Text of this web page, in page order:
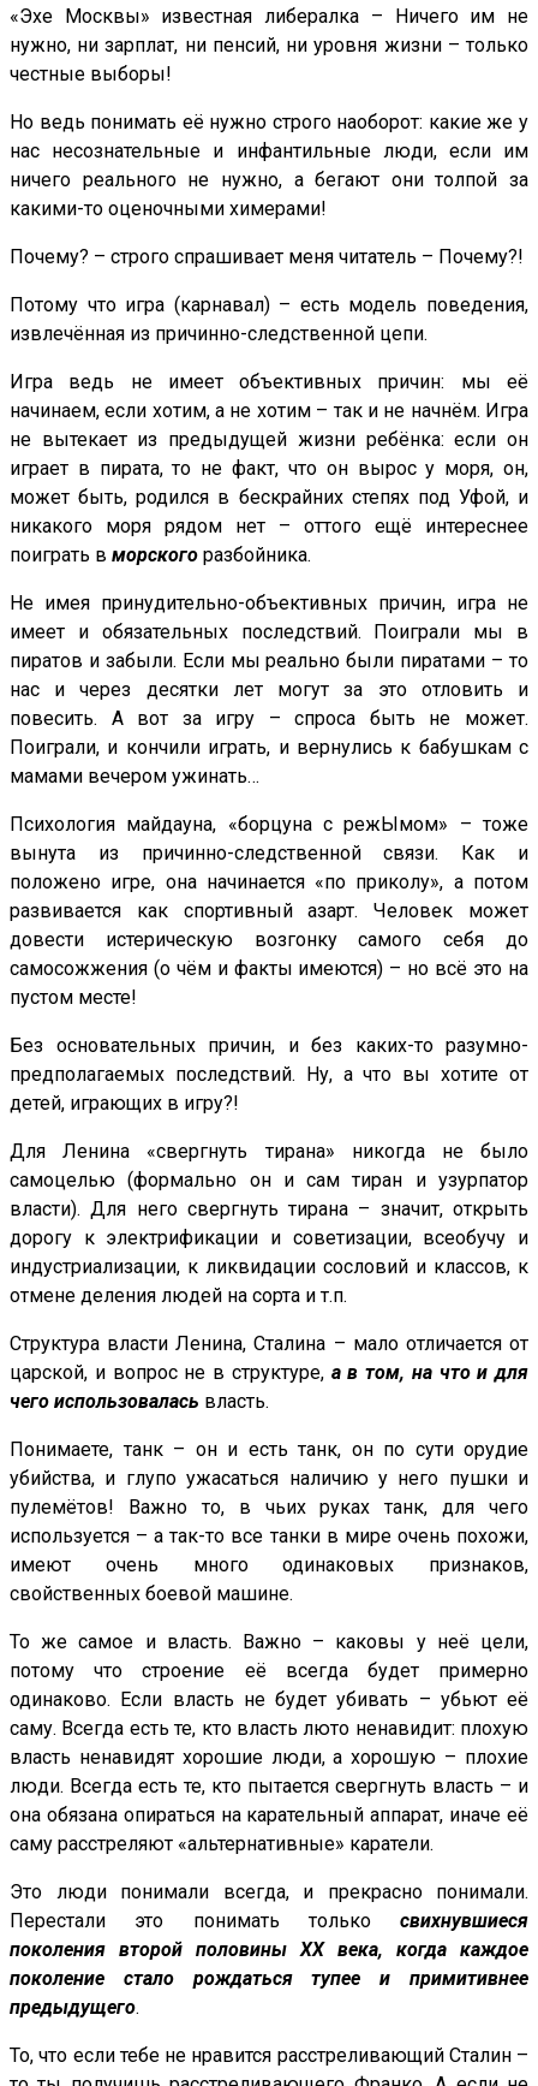
«Эхе Москвы» известная либералка – Ничего им не
нужно, ни зарплат, ни пенсий, ни уровня жизни – только
честные выборы!
Но ведь понимать её нужно строго наоборот: какие же у
нас несознательные и инфантильные люди, если им
ничего реального не нужно, а бегают они толпой за
какими-то оценочными химерами!
Почему? – строго спрашивает меня читатель – Почему?!
Потому что игра (карнавал) – есть модель поведения,
извлечённая из причинно-следственной цепи.
Игра ведь не имеет объективных причин: мы её
начинаем, если хотим, а не хотим – так и не начнём. Игра
не вытекает из предыдущей жизни ребёнка: если он
играет в пирата, то не факт, что он вырос у моря, он,
может быть, родился в бескрайних степях под Уфой, и
никакого моря рядом нет – оттого ещё интереснее
поиграть в морского разбойника.
Не имея принудительно-объективных причин, игра не
имеет и обязательных последствий. Поиграли мы в
пиратов и забыли. Если мы реально были пиратами – то
нас и через десятки лет могут за это отловить и
повесить. А вот за игру – спроса быть не может.
Поиграли, и кончили играть, и вернулись к бабушкам с
мамами вечером ужинать…
Психология майдауна, «борцуна с режЫмом» – тоже
вынута из причинно-следственной связи. Как и
положено игре, она начинается «по приколу», а потом
развивается как спортивный азарт. Человек может
довести истерическую возгонку самого себя до
самосожжения (о чём и факты имеются) – но всё это на
пустом месте!
Без основательных причин, и без каких-то разумно-
предполагаемых последствий. Ну, а что вы хотите от
детей, играющих в игру?!
Для Ленина «свергнуть тирана» никогда не было
самоцелью (формально он и сам тиран и узурпатор
власти). Для него свергнуть тирана – значит, открыть
дорогу к электрификации и советизации, всеобучу и
индустриализации, к ликвидации сословий и классов, к
отмене деления людей на сорта и т.п.
Структура власти Ленина, Сталина – мало отличается от
царской, и вопрос не в структуре, а в том, на что и для
чего использовалась власть.
Понимаете, танк – он и есть танк, он по сути орудие
убийства, и глупо ужасаться наличию у него пушки и
пулемётов! Важно то, в чьих руках танк, для чего
используется – а так-то все танки в мире очень похожи,
имеют очень много одинаковых признаков,
свойственных боевой машине.
То же самое и власть. Важно – каковы у неё цели,
потому что строение её всегда будет примерно
одинаково. Если власть не будет убивать – убьют её
саму. Всегда есть те, кто власть люто ненавидит: плохую
власть ненавидят хорошие люди, а хорошую – плохие
люди. Всегда есть те, кто пытается свергнуть власть – и
она обязана опираться на карательный аппарат, иначе её
саму расстреляют «альтернативные» каратели.
Это люди понимали всегда, и прекрасно понимали.
Перестали это понимать только свихнувшиеся
поколения второй половины ХХ века, когда каждое
поколение стало рождаться тупее и примитивнее
предыдущего.
То, что если тебе не нравится расстреливающий Сталин –